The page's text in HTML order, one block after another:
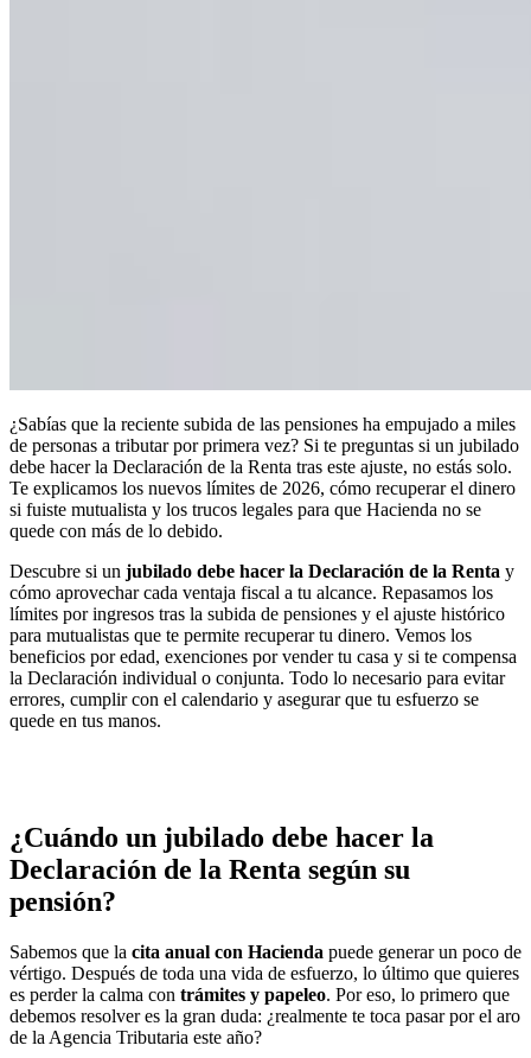
¿Sabías que la reciente subida de las pensiones ha empujado a miles
de personas a tributar por primera vez? Si te preguntas si un jubilado
debe hacer la Declaración de la Renta tras este ajuste, no estás solo.
Te explicamos los nuevos límites de 2026, cómo recuperar el dinero
si fuiste mutualista y los trucos legales para que Hacienda no se
quede con más de lo debido.
Descubre si un jubilado debe hacer la Declaración de la Renta y
cómo aprovechar cada ventaja fiscal a tu alcance. Repasamos los
límites por ingresos tras la subida de pensiones y el ajuste histórico
para mutualistas que te permite recuperar tu dinero. Vemos los
beneficios por edad, exenciones por vender tu casa y si te compensa
la Declaración individual o conjunta. Todo lo necesario para evitar
errores, cumplir con el calendario y asegurar que tu esfuerzo se
quede en tus manos.
¿Cuándo un jubilado debe hacer la
Declaración de la Renta según su
pensión?
Sabemos que la cita anual con Hacienda puede generar un poco de
vértigo. Después de toda una vida de esfuerzo, lo último que quieres
es perder la calma con trámites y papeleo. Por eso, lo primero que
debemos resolver es la gran duda: ¿realmente te toca pasar por el aro
de la Agencia Tributaria este año?